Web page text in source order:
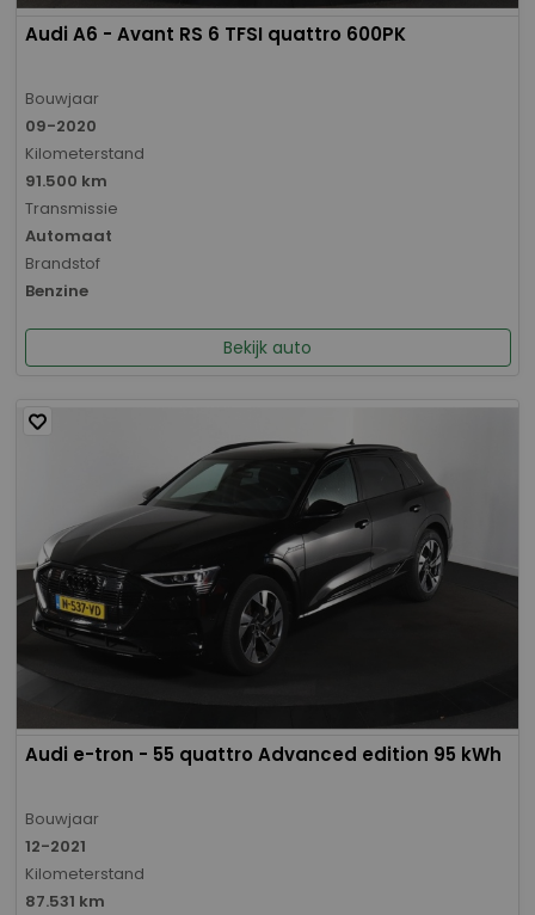
Audi A6 - Avant RS 6 TFSI quattro 600PK
Bouwjaar
09-2020
Kilometerstand
91.500 km
Transmissie
Automaat
Brandstof
Benzine
Bekijk auto
Audi e-tron - 55 quattro Advanced edition 95 kWh
Bouwjaar
12-2021
Kilometerstand
87.531 km